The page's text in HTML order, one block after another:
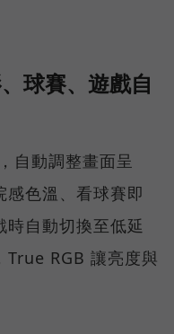
球賽、遊戲自
自動調整畫面呈
色溫、看球賽即
自動切換至低延
True RGB 讓亮度與